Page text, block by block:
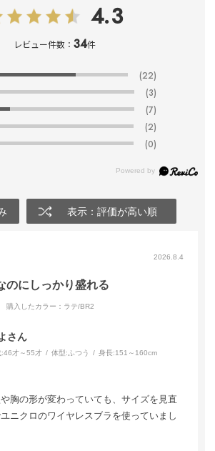
4.3
レビュー件数：34件
(22)
(3)
(7)
(2)
(0)
表示：評価が高い順
2026.8.4
のにしっかり盛れる
購入したカラー：ラテ/BR2
さん
:46才～55才 体型: ふつう 身長:151～160cm
胸の形が変わっていても、サイズを見直
ニクロのワイヤレスブラを使っていまし